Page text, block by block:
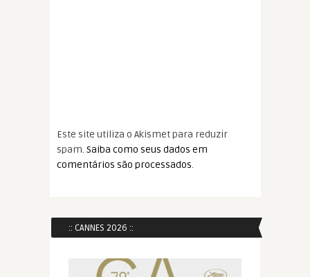
Este site utiliza o Akismet para reduzir
spam. Saiba como seus dados em
comentários são processados.
:: CANNES 2026 ::